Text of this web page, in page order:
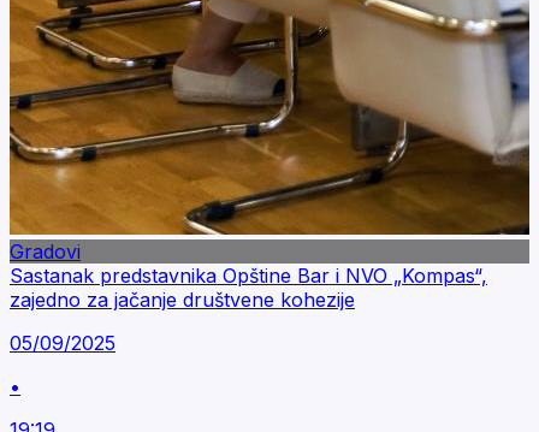
Gradovi
Sastanak predstavnika Opštine Bar i NVO „Kompas“,
zajedno za jačanje društvene kohezije
05/09/2025
•